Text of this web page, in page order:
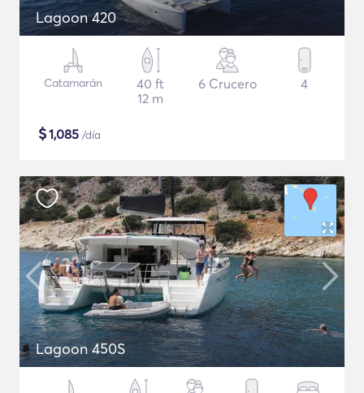
Lagoon 420
Catamarán
40 ft
12 m
6 Crucero 4
$1,085 /día
Lagoon 450S